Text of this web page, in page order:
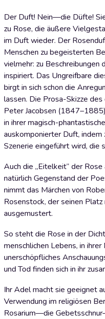
Der Duft! Nein—die Düfte!
zu Rose, die äußere
im Duft wieder. Der
Menschen zu begeisterten
vielmehr: zu
inspiriert. Das Ungreifbare
birgt in sich schon die
lassen. Die Prosa-Skizze
Peter Jacobsen
in ihrer magisch-
auskomponierter Duft, indem
Szenerie eingeführt wird, die
Auch die „Eitelkeit“ der
natürlich Gegenstand der
nimmt das Märchen von
Rosenstock, der seinen
ausgemustert.
So steht die Rose in der
menschlichen Lebens, in
unerschöpfliches
und Tod finden sich in ihr
Ihr Adel macht sie geeignet
Verwendung im religiösen
Rosarium—die